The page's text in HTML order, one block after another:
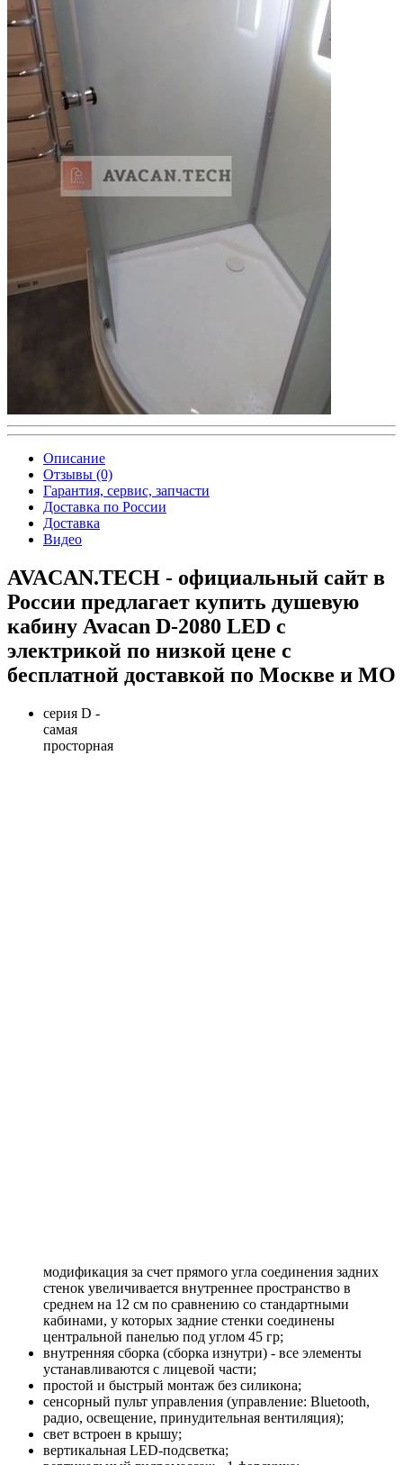
Описание
Отзывы (0)
Гарантия, сервис, запчасти
Доставка по России
Доставка
Видео
AVACAN.TECH - официальный сайт в
России предлагает купить душевую
кабину Avacan D-2080 LED с
электрикой по низкой цене с
бесплатной доставкой по Москве и МО
серия D -
самая
просторная
модификация за счет прямого угла соединения задних
стенок увеличивается внутреннее пространство в
среднем на 12 см по сравнению со стандартными
кабинами, у которых задние стенки соединены
центральной панелью под углом 45 гр;
внутренняя сборка (сборка изнутри) - все элементы
устанавливаются с лицевой части;
простой и быстрый монтаж без силикона;
сенсорный пульт управления (управление: Bluetooth,
радио, освещение, принудительная вентиляция);
свет встроен в крышу;
вертикальная LED-подсветка;